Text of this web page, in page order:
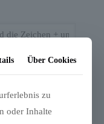
Über Cookies
zu
oder Inhalte